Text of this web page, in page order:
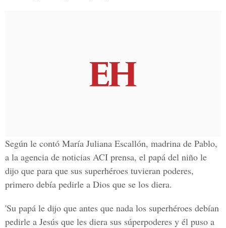
Según le contó María Juliana Escallón, madrina de Pablo,
a la agencia de noticias ACI prensa, el papá del niño le
dijo que para que sus superhéroes tuvieran poderes,
primero debía pedirle a Dios que se los diera.
'Su papá le dijo que antes que nada los superhéroes debían
pedirle a Jesús que les diera sus súperpoderes y él puso a